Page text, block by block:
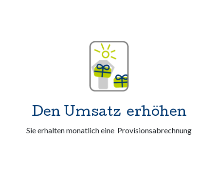
Den Umsatz erhöhen
Sie erhalten monatlich eine Provisionsabrechnung